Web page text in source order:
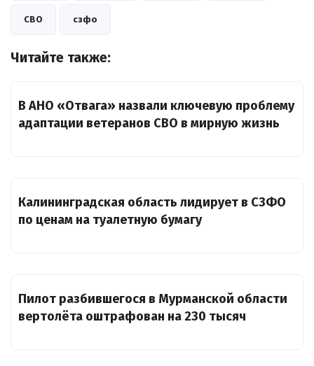
СВО сзфо
Читайте также:
В АНО «Отвага» назвали ключевую проблему
адаптации ветеранов СВО в мирную жизнь
Калининградская область лидирует в СЗФО
по ценам на туалетную бумагу
Пилот разбившегося в Мурманской области
вертолёта оштрафован на 230 тысяч